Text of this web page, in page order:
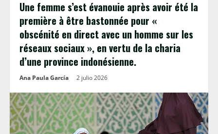
Une femme s’est évanouie après avoir été la
première à être bastonnée pour «
obscénité en direct avec un homme sur les
réseaux sociaux », en vertu de la charia
d’une province indonésienne.
Ana Paula García 2 julio 2026